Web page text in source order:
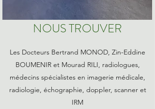
NOUS TROUVER
Les Docteurs Bertrand MONOD, Zin-Eddine
BOUMENIR et Mourad RILI, radiologues,
médecins spécialistes en imagerie médicale,
radiologie, échographie, doppler, scanner et
IRM